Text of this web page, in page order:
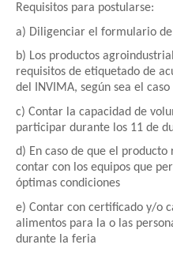
Requisitos para postularse:
a) Diligenciar el formulario
b) Los productos
requisitos de etiquetado de
del INVIMA, según sea el caso
c) Contar la capacidad de
participar durante los 11 de
d) En caso de que el
contar con los equipos que
óptimas condiciones
e) Contar con certificado y/o
alimentos para la o las
durante la feria